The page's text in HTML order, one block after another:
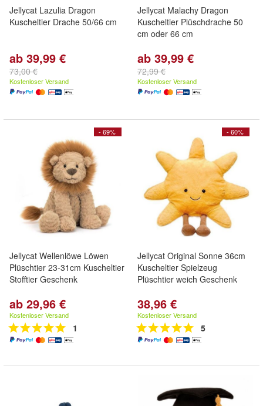
Jellycat Lazulia Dragon
Kuscheltier Drache 50/66 cm
ab 39,99 €
73,00 €
Kostenloser Versand
Jellycat Malachy Dragon
Kuscheltier Plüschdrache 50
cm oder 66 cm
ab 39,99 €
72,99 €
Kostenloser Versand
- 69%
Jellycat Wellenlöwe Löwen
Plüschtier 23-31cm Kuscheltier
Stofftier Geschenk
ab 29,96 €
Kostenloser Versand
1
- 60%
Jellycat Original Sonne 36cm
Kuscheltier Spielzeug
Plüschtier weich Geschenk
38,96 €
Kostenloser Versand
5